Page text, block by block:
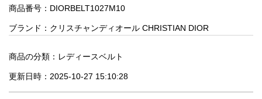
気
品
セ
商品番号：DIORBELT1027M10
ブランド： クリスチャンディオール CHRISTIAN DIOR
商品の分類： レディースベルト
更新日時：2025-10-27 15:10:28